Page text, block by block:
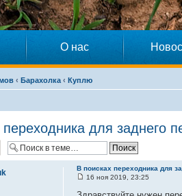
О нас
‹ Барахолка ‹ Куплю
для заднего
В поисках переходника для
16 ноя 2019, 23:25